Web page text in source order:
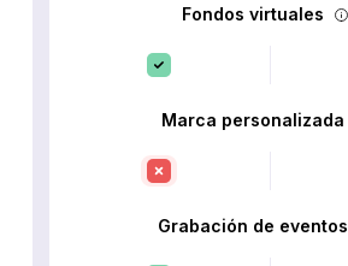
Fondos virtuales
Marca personalizada
Grabación de eventos